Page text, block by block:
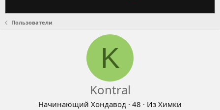
Пользователи
K
Kontral
Начинающий Хондавод · 48 · Из Химки